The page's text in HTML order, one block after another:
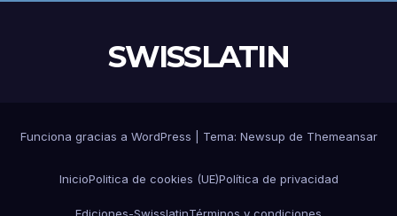
SWISSLATIN
Funciona gracias a WordPress Tema: Newsup de Themeansar
InicioPolitica de cookies (UE)Política de privacidad
Ediciones-SwisslatinTérminos y condiciones